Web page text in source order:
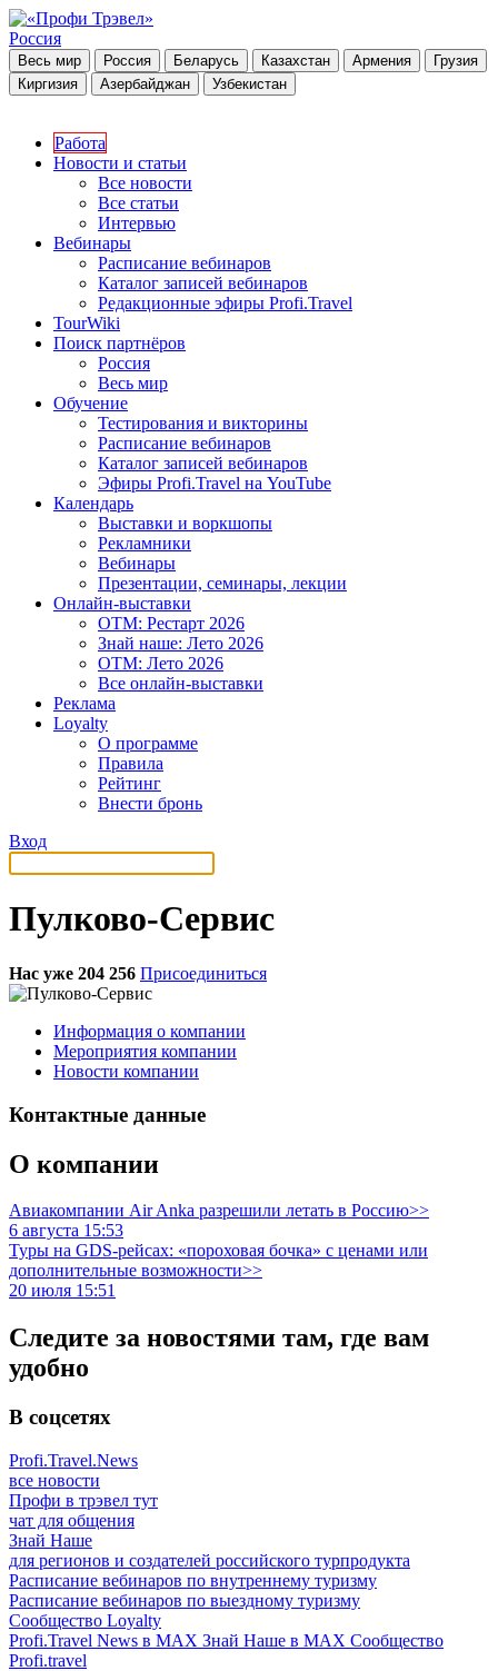
Россия
Весь мир Россия Беларусь Казахстан Армения
Грузия
Киргизия
Азербайджан Узбекистан
Работа
Новости и статьи
Все новости
Все статьи
Интервью
Вебинары
Расписание вебинаров
Каталог записей вебинаров
Редакционные эфиры Profi.Travel
TourWiki
Поиск партнёров
Россия
Весь мир
Обучение
Тестирования и викторины
Расписание вебинаров
Каталог записей вебинаров
Эфиры Profi.Travel на YouTube
Календарь
Выставки и воркшопы
Рекламники
Вебинары
Презентации, семинары, лекции
Онлайн-выставки
OTM: Рестарт 2026
Знай наше: Лето 2026
OTM: Лето 2026
Все онлайн-выставки
Реклама
Loyalty
О программе
Правила
Рейтинг
Внести бронь
Вход
Пулково-Сервис
Нас уже 204 256 Присоединиться
Информация о компании
Мероприятия компании
Новости компании
Контактные данные
О компании
Авиакомпании Air Anka разрешили летать в Россию>>
6 августа 15:53
Туры на GDS-рейсах: «пороховая бочка» с ценами или
дополнительные возможности>>
20 июля 15:51
Следите за новостями там, где вам
удобно
В соцсетях
Profi.Travel.News
все новости
Профи в трэвел тут
чат для общения
Знай Наше
для регионов и создателей российского турпродукта
Расписание вебинаров по внутреннему туризму
Расписание вебинаров по выездному туризму
Сообщество Loyalty
Profi.Travel News в MAX Знай Наше в MAX Сообщество
Profi.travel